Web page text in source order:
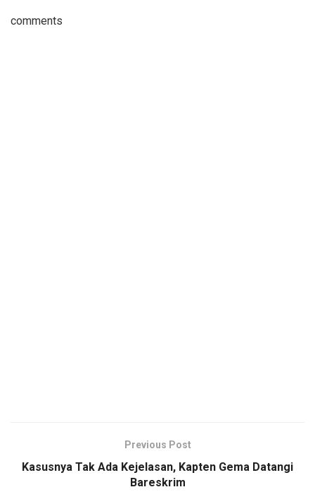
comments
Previous Post
Kasusnya Tak Ada Kejelasan, Kapten Gema Datangi
Bareskrim